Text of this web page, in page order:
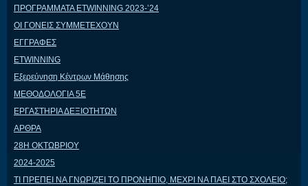
ΠΡΟΓΡΑΜΜΑΤΑ ETWINNING 2023-’24
ΟΙ ΓΟΝΕΙΣ ΣΥΜΜΕΤΕΧΟΥΝ
ΕΓΓΡΑΦΕΣ
ETWINNING
Εξερεύνηση Κέντρων Μάθησης
ΜΕΘΟΔΟΛΟΓΙΑ 5Ε
ΕΡΓΑΣΤΗΡΙΑ ΔΕΞΙΟΤΗΤΩΝ
ΑΡΘΡΑ
28Η ΟΚΤΩΒΡΙΟΥ
2024-2025
ΤΙ ΠΡΕΠΕΙ ΝΑ ΓΝΩΡΙΖΕΙ ΤΟ ΠΡΟΝΗΠΙΟ, ΜΕΧΡΙ ΝΑ ΠΑΕΙ ΣΤΟ ΣΧΟΛΕΙΟ;